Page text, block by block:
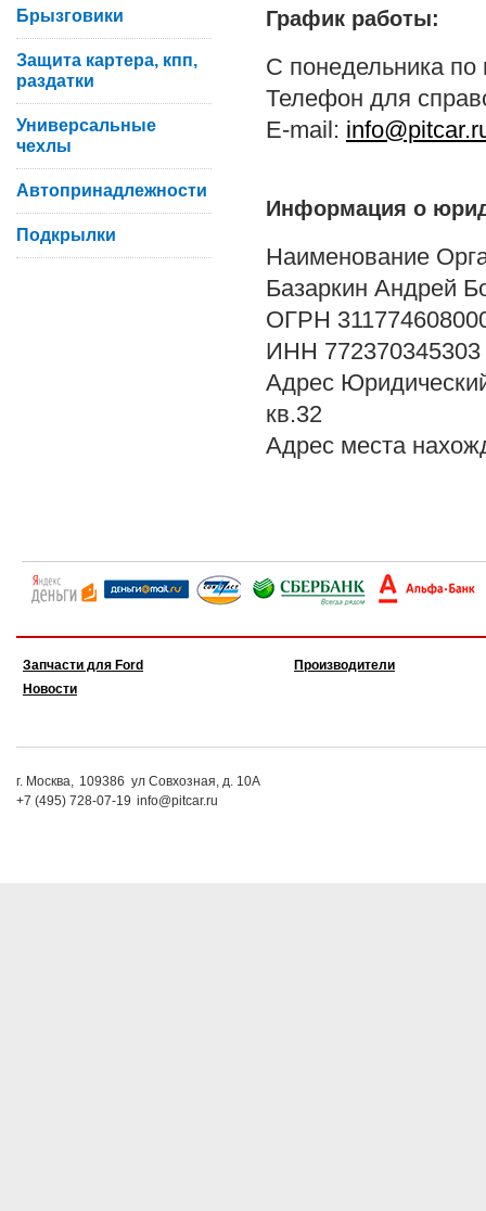
График работы:
С понедельника по
Телефон для
E-mail:
Информация о
Наименование
Базаркин Андрей
ОГРН
ИНН 772370345303
Адрес
кв.32
Адрес места
Брызговики
Защита картера, кпп,
раздатки
Универсальные
чехлы
Автопринадлежности
Подкрылки
Запчасти для Ford
Новости
Производители
г. Москва, 109386 ул Совхозная, д. 10А
+7 (495) 728-07-19 info@pitcar.ru